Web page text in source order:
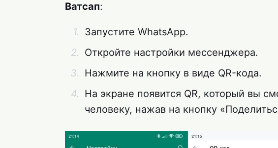
Ватсап:
Запустите WhatsApp.
Откройте настройки мессенджера.
Нажмите на кнопку в виде QR-кода.
На экране появится QR, который вы
человеку, нажав на кнопку